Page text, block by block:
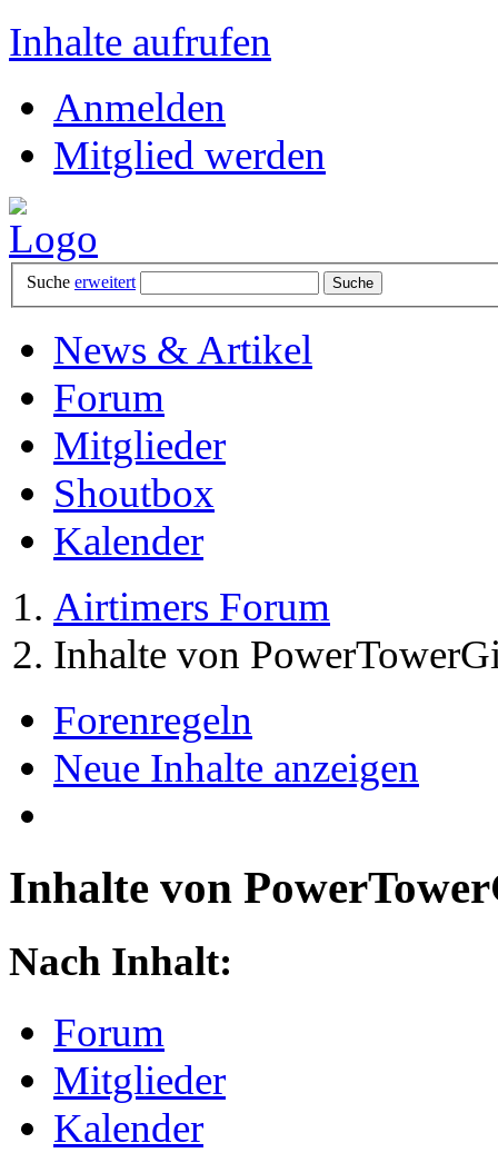
Inhalte aufrufen
Anmelden
Mitglied werden
Suche erweitert
News & Artikel
Forum
Mitglieder
Shoutbox
Kalender
Airtimers Forum
Inhalte von
Forenregeln
Neue Inhalte anzeigen
Inhalte von
Nach Inhalt:
Forum
Mitglieder
Kalender